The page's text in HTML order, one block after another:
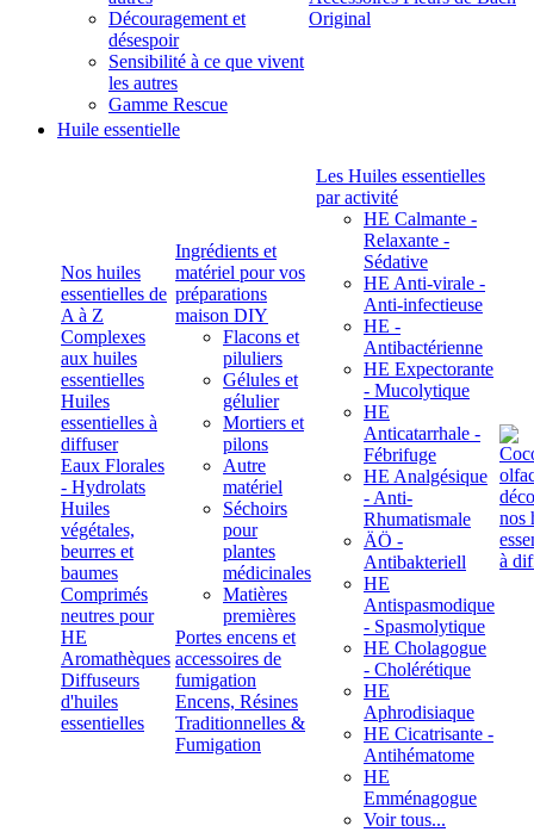
Découragement et
désespoir
Sensibilité à ce que vivent
les autres
Gamme Rescue
Original
Huile essentielle
Nos huiles
essentielles de
A à Z
Complexes
aux huiles
essentielles
Huiles
essentielles à
diffuser
Eaux Florales
- Hydrolats
Huiles
végétales,
beurres et
baumes
Comprimés
neutres pour
HE
Aromathèques
Diffuseurs
d'huiles
essentielles
Ingrédients et
matériel pour vos
préparations
maison DIY
Flacons et
piluliers
Gélules et
gélulier
Mortiers et
pilons
Autre
matériel
Séchoirs
pour
plantes
médicinales
Matières
premières
Portes encens et
accessoires de
fumigation
Encens, Résines
Traditionnelles &
Fumigation
Les Huiles essentielles
par activité
HE Calmante -
Relaxante -
Sédative
HE Anti-virale -
Anti-infectieuse
HE -
Antibactérienne
HE Expectorante
- Mucolytique
HE
Anticatarrhale -
Fébrifuge
HE Analgésique
- Anti-
Rhumatismale
ÄÖ -
Antibakteriell
HE
Antispasmodique
- Spasmolytique
HE Cholagogue
- Cholérétique
HE
Aphrodisiaque
HE Cicatrisante -
Antihématome
HE
Emménagogue
Voir tous...